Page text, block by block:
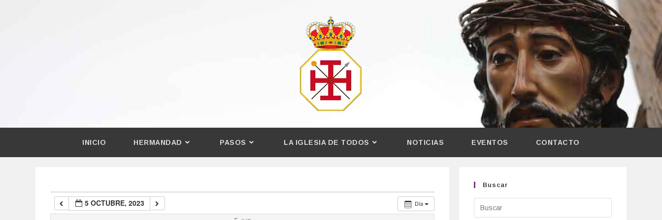
INICIO HERMANDAD PASOS LA IGLESIA DE TODOS NOTICIAS EVENTOS CONTACTO
Día
5 OCTUBRE, 2023
07:00
Buscar